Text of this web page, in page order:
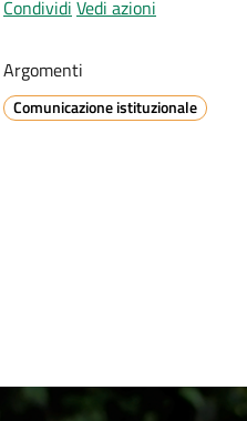
Condividi Vedi azioni
Argomenti
Comunicazione istituzionale